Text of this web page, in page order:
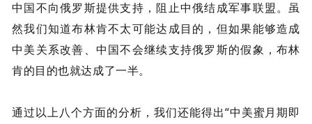
中国不向俄罗斯提供支持，阻止中俄结成军事联盟。虽
然我们知道布林肯不太可能达成目的，但如果能够造成
中美关系改善、中国不会继续支持俄罗斯的假象，布林
肯的目的也就达成了一半。
通过以上八个方面的分析，我们还能得出“中美蜜月期即